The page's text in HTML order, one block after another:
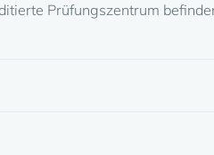
Prüfungszentrum